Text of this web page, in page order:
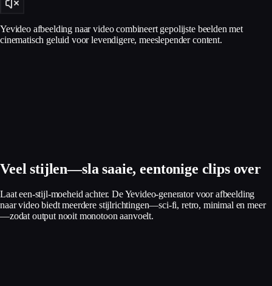
Yevideo afbeelding naar video combineert gepolijste beelden met
cinematisch geluid voor levendigere, meeslepender content.
Veel stijlen—sla saaie, eentonige clips over
Laat een-stijl-moeheid achter. De Yevideo-generator voor afbeelding
naar video biedt meerdere stijlrichtingen—sci-fi, retro, minimal en meer
—zodat output nooit monotoon aanvoelt.